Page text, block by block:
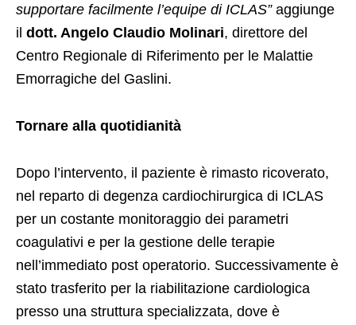
supportare facilmente l’equipe di ICLAS”aggiunge
il dott. Angelo Claudio Molinari, direttore del
Centro Regionale di Riferimento per le Malattie
Emorragiche del Gaslini.
Tornare alla quotidianità
Dopo l’intervento, il paziente è rimasto ricoverato,
nel reparto di degenza cardiochirurgica di ICLAS
per un costante monitoraggio dei parametri
coagulativi e per la gestione delle terapie
nell’immediato post operatorio. Successivamente è
stato trasferito per la riabilitazione cardiologica
presso una struttura specializzata, dove è